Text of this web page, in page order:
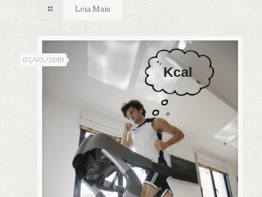
Leia Mais
07/03/2019